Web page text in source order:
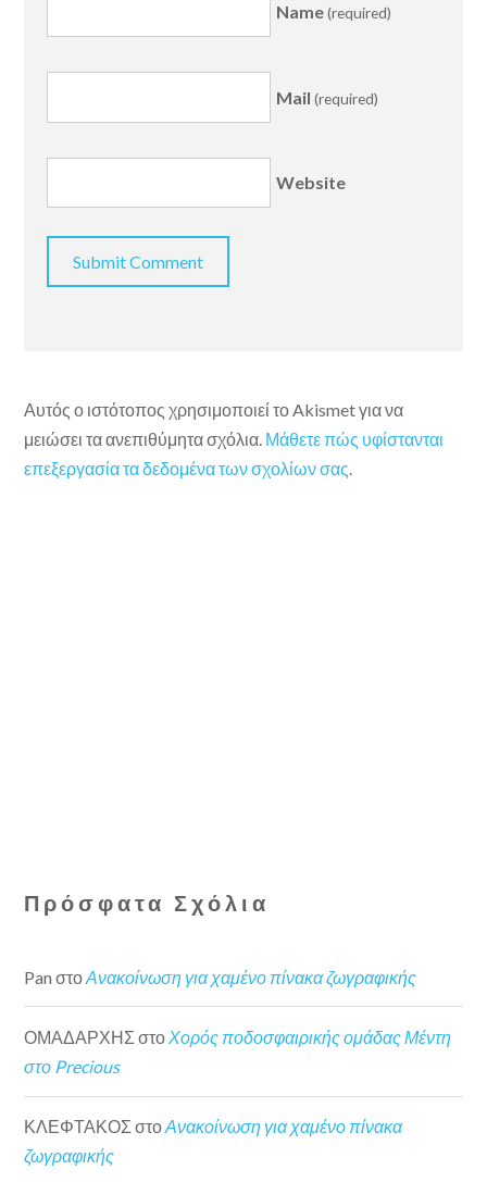
Name(required)
Mail (required)
Website
Αυτός ο ιστότοπος χρησιμοποιεί το Akismet για να
μειώσει τα ανεπιθύμητα σχόλια. Μάθετε πώς υφίστανται
επεξεργασία τα δεδομένα των σχολίων σας.
Πρόσφατα Σχόλια
Pan στοΑνακοίνωση για χαμένο πίνακα ζωγραφικής
ΟΜΑΔΑΡΧΗΣ στοΧορός ποδοσφαιρικής ομάδας Μέντη
στο Precious
ΚΛΕΦΤΑΚΟΣ στοΑνακοίνωση για χαμένο πίνακα
ζωγραφικής